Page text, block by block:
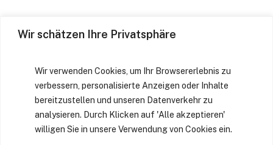
Wir schätzen Ihre Privatsphäre
Wir verwenden Cookies, um Ihr Browsererlebnis zu
verbessern, personalisierte Anzeigen oder Inhalte
bereitzustellen und unseren Datenverkehr zu
analysieren. Durch Klicken auf 'Alle akzeptieren'
willigen Sie in unsere Verwendung von Cookies ein.